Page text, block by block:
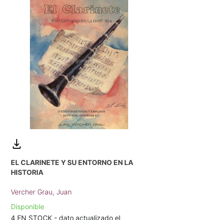
EL CLARINETE Y SU ENTORNO EN LA
HISTORIA
Vercher Grau, Juan
Disponible
4 EN STOCK - dato actualizado el